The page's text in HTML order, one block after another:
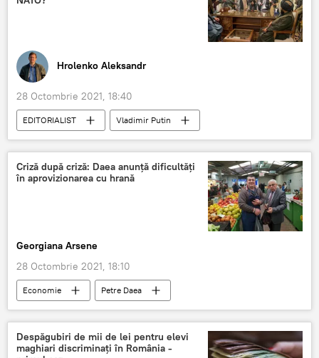
Hrolenko Aleksandr
28 Octombrie 2021, 18:40
EDITORIALIST
Vladimir Putin
Afganistan
Boris Johnson
Criză după criză: Daea anunță dificultăți
în aprovizionarea cu hrană
Georgiana Arsene
28 Octombrie 2021, 18:10
Economie Petre Daea
Despăgubiri de mii de lei pentru elevi
maghiari discriminați în România -